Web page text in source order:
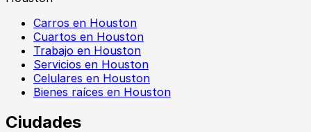
Carros en Houston
Cuartos en Houston
Trabajo en Houston
Servicios en Houston
Celulares en Houston
Bienes raíces en Houston
Ciudades